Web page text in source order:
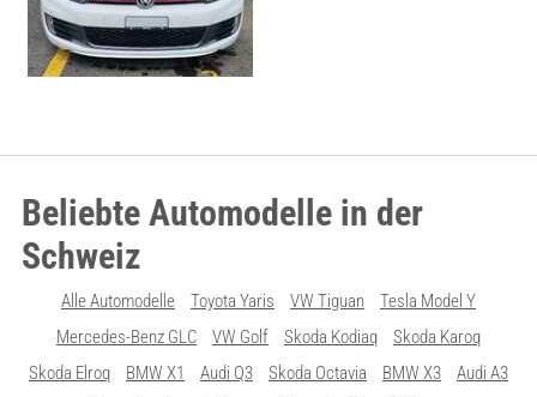
Beliebte Automodelle in der
Schweiz
Alle Automodelle Toyota Yaris VW Tiguan
Tesla Model Y
Mercedes-Benz GLC
VW Golf Skoda Kodiaq
Skoda Karoq
Skoda Elroq
BMW X1 Audi Q3 Skoda Octavia BMW X3
Audi A3